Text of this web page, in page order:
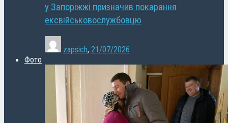
у Запоріжжі призначив покарання
ексвійськовослужбовцю
zapsich, 21/07/2026
Фото